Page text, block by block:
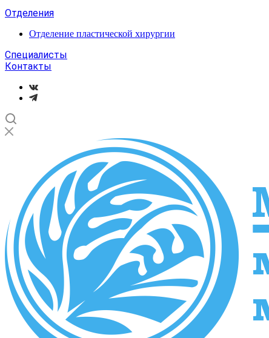
Отделения
Отделение пластической хирургии
Специалисты
Контакты